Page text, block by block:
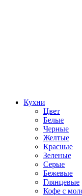
Кухни
Цвет
Белые
Черные
Желтые
Красные
Зеленые
Серые
Бежевые
Глянцевые
Кофе с